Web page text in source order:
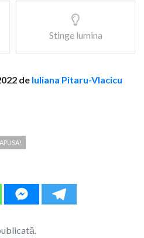
Stinge lumina
de Iuliana Pitaru-Vlacicu